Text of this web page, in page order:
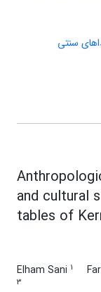
سنتی
and cultural
tables of
Elham Sani 1
3